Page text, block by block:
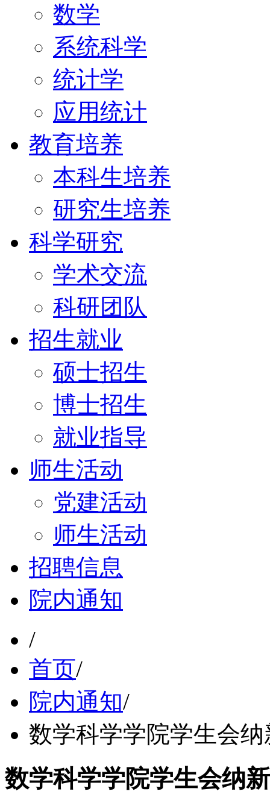
数学
系统科学
统计学
应用统计
教育培养
本科生培养
研究生培养
科学研究
学术交流
科研团队
招生就业
硕士招生
博士招生
就业指导
师生活动
党建活动
师生活动
招聘信息
院内通知
/
首页/
院内通知/
数学科学学院学生会纳
数学科学学院学生会纳新